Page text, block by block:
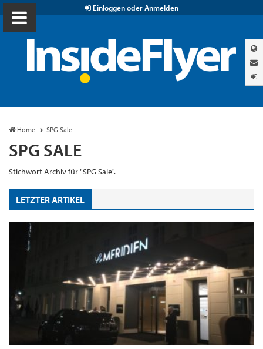
Einloggen oder Anmelden
Home SPG Sale
SPG SALE
Stichwort Archiv für "SPG Sale".
LETZTER ARTIKEL